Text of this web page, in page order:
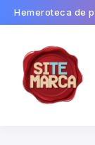
Hemeroteca de